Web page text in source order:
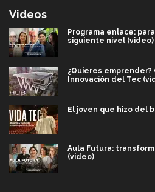
Videos
Programa enlace:
siguiente nivel (video)
¿Quieres emprender?
Innovación del Tec
El joven que hizo del
Aula Futura:
(video)